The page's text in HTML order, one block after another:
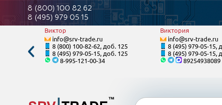
8 (800) 100 82 62
8 (495) 979 05 15
Виктор
info@srv-trade.ru
8 (800) 100-82-62, доб. 125
8 (495) 979-05-15, доб. 125
8-995-121-00-34
Виктория
info@srv-trade.ru
8 (495) 979-05-15,
8 (495) 979-05-15,
89254938089